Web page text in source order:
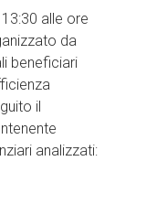
alle ore
da
beneficiari
il
analizzati: